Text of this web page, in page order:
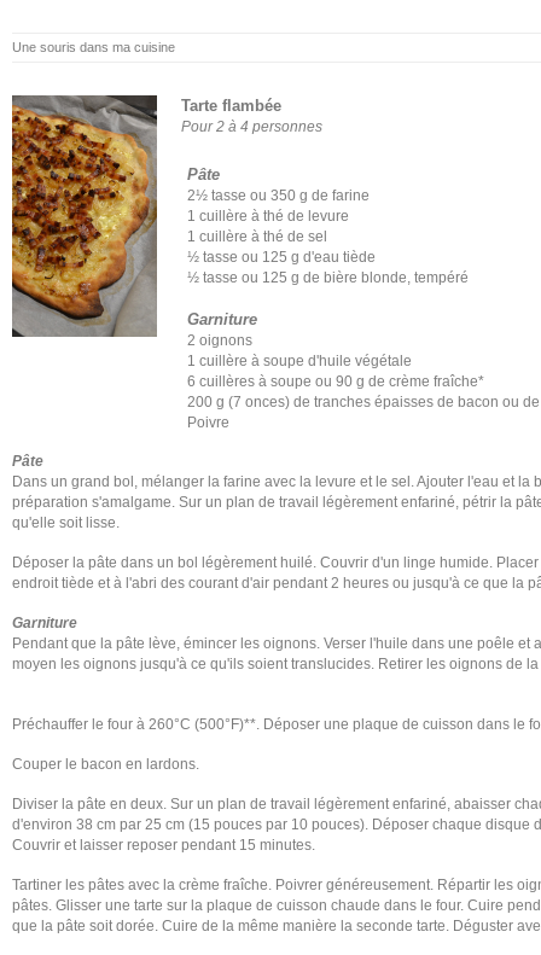
Une souris dans ma cuisine
Tarte flambée
Pour 2 à 4 personnes
Pâte
2½ tasse ou 350 g de farine
1 cuillère à thé de levure
1 cuillère à thé de sel
½ tasse ou 125 g d'eau tiède
½ tasse ou 125 g de bière blonde, tempéré
Garniture
2 oignons
1 cuillère à soupe d'huile végétale
6 cuillères à soupe ou 90 g de crème fraîche*
200 g (7 onces) de tranches épaisses de bacon ou
Poivre
Pâte
Dans un grand bol, mélanger la farine avec la levure et le sel. Ajouter l'eau et la
préparation s'amalgame. Sur un plan de travail légèrement enfariné, pétrir la
qu'elle soit lisse.
Déposer la pâte dans un bol légèrement huilé. Couvrir d'un linge humide.
endroit tiède et à l'abri des courant d'air pendant 2 heures ou jusqu'à ce que la
Garniture
Pendant que la pâte lève, émincer les oignons. Verser l'huile dans une poêle et
moyen les oignons jusqu'à ce qu'ils soient translucides. Retirer les oignons de
Préchauffer le four à 260°C (500°F)**. Déposer une plaque de cuisson dans le
Couper le bacon en lardons.
Diviser la pâte en deux. Sur un plan de travail légèrement enfariné, abaisser
d'environ 38 cm par 25 cm (15 pouces par 10 pouces). Déposer chaque disque
Couvrir et laisser reposer pendant 15 minutes.
Tartiner les pâtes avec la crème fraîche. Poivrer généreusement. Répartir les
pâtes. Glisser une tarte sur la plaque de cuisson chaude dans le four. Cuire
que la pâte soit dorée. Cuire de la même manière la seconde tarte. Déguster